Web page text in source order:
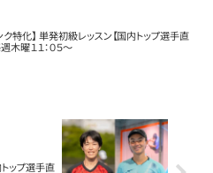
ク特化】 単発初級レッスン【国内トップ選手直
木曜１１：０５～
トップ選手直